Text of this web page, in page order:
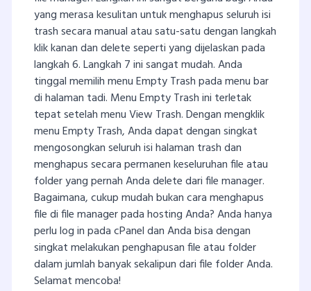
yang merasa kesulitan untuk menghapus seluruh isi
trash secara manual atau satu-satu dengan langkah
klik kanan dan delete seperti yang dijelaskan pada
langkah 6. Langkah 7 ini sangat mudah. Anda
tinggal memilih menu Empty Trash pada menu bar
di halaman tadi. Menu Empty Trash ini terletak
tepat setelah menu View Trash. Dengan mengklik
menu Empty Trash, Anda dapat dengan singkat
mengosongkan seluruh isi halaman trash dan
menghapus secara permanen keseluruhan file atau
folder yang pernah Anda delete dari file manager.
Bagaimana, cukup mudah bukan cara menghapus
file di file manager pada hosting Anda? Anda hanya
perlu log in pada cPanel dan Anda bisa dengan
singkat melakukan penghapusan file atau folder
dalam jumlah banyak sekalipun dari file folder Anda.
Selamat mencoba!